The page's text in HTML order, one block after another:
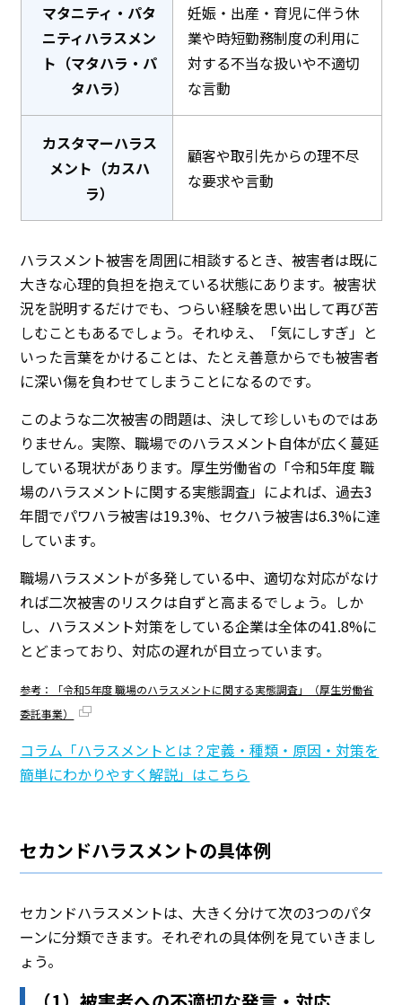
マタニティ・パタ
ニティハラスメン
ト（マタハラ・パ
タハラ）
妊娠・出産・育児に伴う休
業や時短勤務制度の利用に
対する不当な扱いや不適切
な言動
カスタマーハラス
メント（カスハ
ラ）
顧客や取引先からの理不尽
な要求や言動
ハラスメント被害を周囲に相談するとき、被害者は既に
大きな心理的負担を抱えている状態にあります。被害状
況を説明するだけでも、つらい経験を思い出して再び苦
しむこともあるでしょう。それゆえ、「気にしすぎ」と
いった言葉をかけることは、たとえ善意からでも被害者
に深い傷を負わせてしまうことになるのです。
このような二次被害の問題は、決して珍しいものではあ
りません。実際、職場でのハラスメント自体が広く蔓延
している現状があります。厚生労働省の「令和5年度 職
場のハラスメントに関する実態調査」によれば、過去3
年間でパワハラ被害は19.3%、セクハラ被害は6.3%に達
しています。
職場ハラスメントが多発している中、適切な対応がなけ
れば二次被害のリスクは自ずと高まるでしょう。しか
し、ハラスメント対策をしている企業は全体の41.8%に
とどまっており、対応の遅れが目立っています。
参考：「令和5年度 職場のハラスメントに関する実態調査」（厚生労働省
委託事業）
コラム「ハラスメントとは？定義・種類・原因・対策を
簡単にわかりやすく解説」はこちら
セカンドハラスメントの具体例
セカンドハラスメントは、大きく分けて次の3つのパタ
ーンに分類できます。それぞれの具体例を見ていきまし
ょう。